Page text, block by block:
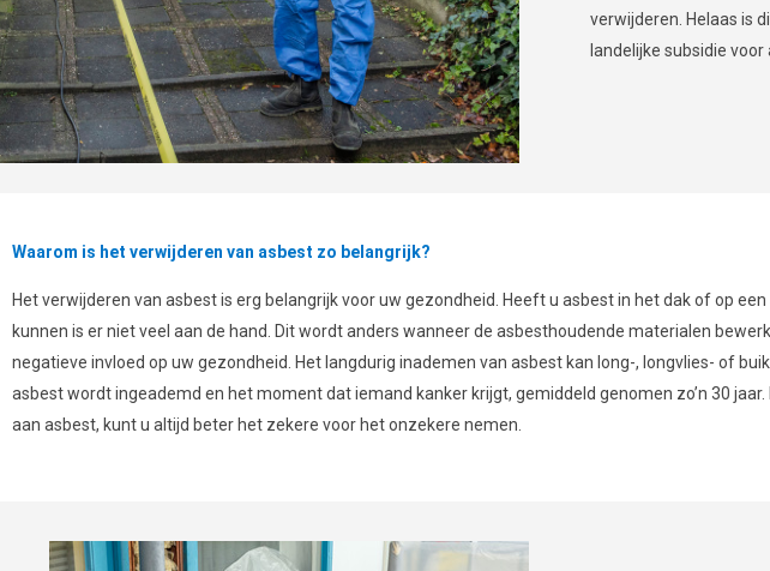
verwijderen. Helaas is
landelijke subsidie voor
Waarom is het verwijderen van asbest zo belangrijk?
Het verwijderen van asbest is erg belangrijk voor uw gezondheid. Heeft u asbest in het dak of op
kunnen is er niet veel aan de hand. Dit wordt anders wanneer de asbesthoudende materialen
negatieve invloed op uw gezondheid. Het langdurig inademen van asbest kan long-, longvlies- of
asbest wordt ingeademd en het moment dat iemand kanker krijgt, gemiddeld genomen zo’n 30
aan asbest, kunt u altijd beter het zekere voor het onzekere nemen.